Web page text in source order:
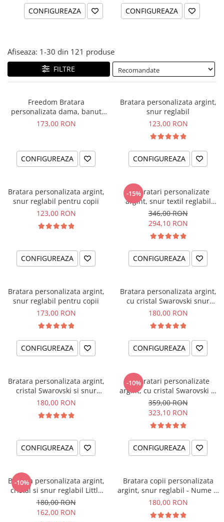
CONFIGUREAZA CONFIGUREAZA
Afiseaza: 1-30 din 121 produse
FILTRE
Freedom Bratara
personalizata dama, banut
argint, snur reglabil
173,00 RON
CONFIGUREAZA
Bratara personalizata argint,
snur reglabil
123,00 RON
CONFIGUREAZA
Bratara personalizata argint,
snur reglabil pentru copii
123,00 RON
CONFIGUREAZA
-15%
Set bratari personalizate
argint, snur textil reglabil
Family
346,00 RON
294,10 RON
CONFIGUREAZA
Bratara personalizata argint,
snur reglabil pentru copii
173,00 RON
CONFIGUREAZA
Bratara personalizata argint,
cu cristal Swarovski snur
reglabil fetite Little Ballerinas
180,00 RON
CONFIGUREAZA
Bratara personalizata argint,
cristal Swarovski si snur
reglabil Albinuta
180,00 RON
CONFIGUREAZA
-10%
Set bratari personalizate
argint, cu cristal Swarovski si
snur reglabil Constelatii
359,00 RON
323,10 RON
CONFIGUREAZA
-10%
Bratara personalizata argint,
cristal si snur reglabil Little
Ballerina
180,00 RON
162,00 RON
Bratara copii personalizata
argint, snur reglabil - Nume &
Simbol
180,00 RON